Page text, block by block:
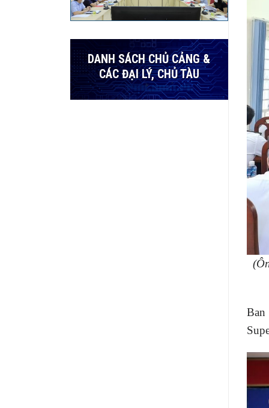
DANH SÁCH CHỦ CẢNG &
CÁC ĐẠI LÝ, CHỦ TÀU